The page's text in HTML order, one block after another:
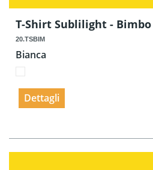
T-Shirt Sublilight - Bimbo
20.TSBIM
Bianca
Dettagli